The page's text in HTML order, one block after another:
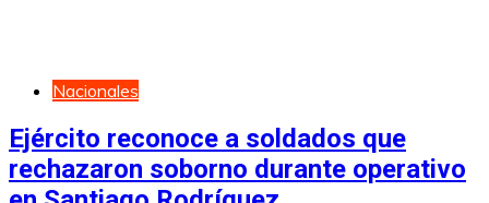
Nacionales
Ejército reconoce a soldados que
rechazaron soborno durante operativo